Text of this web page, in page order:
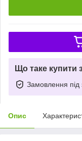
Що таке купити
Замовлення під
Опис